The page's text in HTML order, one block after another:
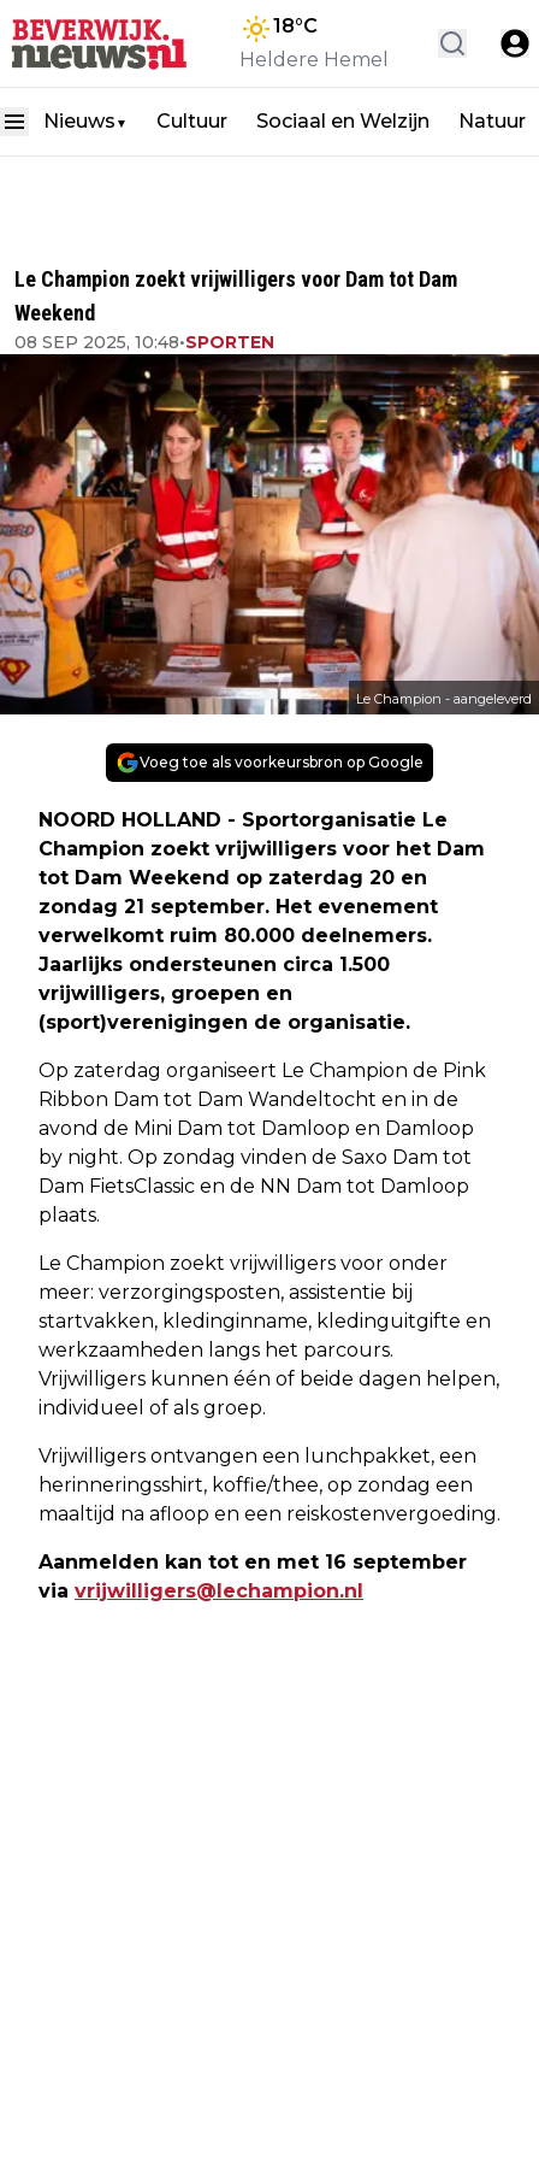
18°C
Heldere Hemel
Nieuws ▼ Cultuur Sociaal en Welzijn Natuur
Le Champion zoekt vrijwilligers voor Dam tot Dam
Weekend
08 SEP 2025, 10:48•SPORTEN
Le Champion - aangeleverd
Voeg toe als voorkeursbron op Google
NOORD HOLLAND - Sportorganisatie Le
Champion zoekt vrijwilligers voor het Dam
tot Dam Weekend op zaterdag 20 en
zondag 21 september. Het evenement
verwelkomt ruim 80.000 deelnemers.
Jaarlijks ondersteunen circa 1.500
vrijwilligers, groepen en
(sport)verenigingen de organisatie.
Op zaterdag organiseert Le Champion de Pink
Ribbon Dam tot Dam Wandeltocht en in de
avond de Mini Dam tot Damloop en Damloop
by night. Op zondag vinden de Saxo Dam tot
Dam FietsClassic en de NN Dam tot Damloop
plaats.
Le Champion zoekt vrijwilligers voor onder
meer: verzorgingsposten, assistentie bij
startvakken, kledinginname, kledinguitgifte en
werkzaamheden langs het parcours.
Vrijwilligers kunnen één of beide dagen helpen,
individueel of als groep.
Vrijwilligers ontvangen een lunchpakket, een
herinneringsshirt, koffie/thee, op zondag een
maaltijd na afloop en een reiskostenvergoeding.
Aanmelden kan tot en met 16 september
via vrijwilligers@lechampion.nl